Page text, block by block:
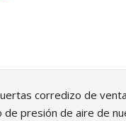
corredizo de
de presión de aire de